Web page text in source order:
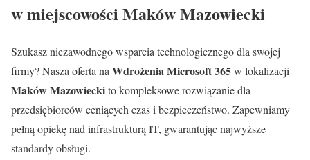
w miejscowości Maków Mazowiecki
Szukasz niezawodnego wsparcia technologicznego dla swojej
firmy? Nasza oferta na Wdrożenia Microsoft 365w lokalizacji
Maków Mazowieckito kompleksowe rozwiązanie dla
przedsiębiorców ceniących czas i bezpieczeństwo. Zapewniamy
pełną opiekę nad infrastrukturą IT, gwarantując najwyższe
standardy obsługi.